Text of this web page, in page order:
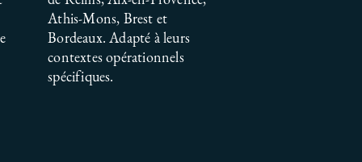
Athis-Mons, Brest et
Bordeaux. Adapté à leurs
contextes opérationnels
spécifiques.